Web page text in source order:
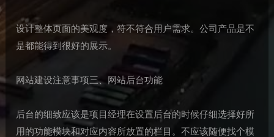
设计整体页面的美观度，符不符合用户需求。公司产品是不
是都能得到很好的展示。
网站建设注意事项三、网站后台功能
后台的细致应该是项目经理在设置后台的时候仔细选择好所
用的功能模块和对应内容所放置的栏目。不应该随便找个模